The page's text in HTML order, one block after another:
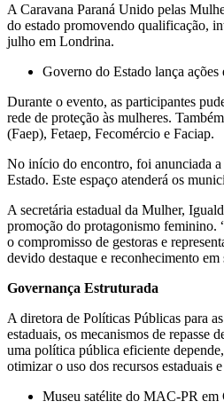
A Caravana Paraná Unido pelas
do estado promovendo qualificação,
julho em Londrina.
Governo do Estado lança
Durante o evento, as participantes
rede de proteção às mulheres.
(Faep), Fetaep, Fecomércio e Faciap.
No início do encontro, foi anunciada
Estado. Este espaço atenderá os
A secretária estadual da Mulher,
promoção do protagonismo feminino.
o compromisso de gestoras e
devido destaque e reconhecimento
Governança Estruturada
A diretora de Políticas Públicas para
estaduais, os mecanismos de
uma política pública eficiente
otimizar o uso dos recursos estaduais
Museu satélite do MAC-PR em